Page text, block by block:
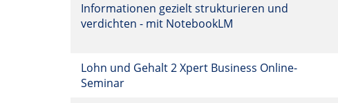
Informationen gezielt strukturieren und
verdichten - mit NotebookLM
Lohn und Gehalt 2 Xpert Business Online-
Seminar